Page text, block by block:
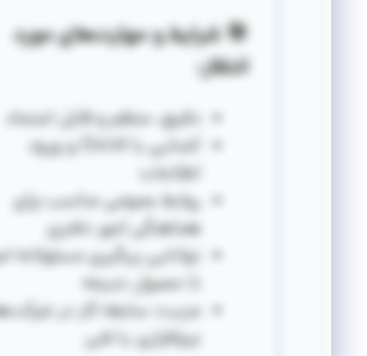
🎯 شرایط و مهارت‌های مورد
انتظار:
دقیق، منظم و قابل اعتماد
آشنایی با Excel و ورود
اطلاعات
روابط عمومی مناسب برای
هماهنگی امور دفتری
توانایی پیگیری مسئولانه
تا حصول نتیجه
مزیت: سابقه کار در
نرم‌افزاری یا فنی